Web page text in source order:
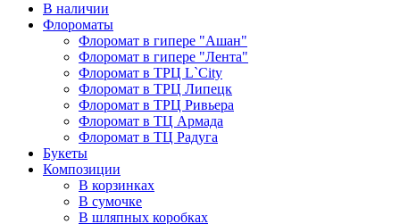
В наличии
Флороматы
Флоромат в гипере "Ашан"
Флоромат в гипере "Лента"
Флоромат в ТРЦ L`City
Флоромат в ТРЦ Липецк
Флоромат в ТРЦ Ривьера
Флоромат в ТЦ Армада
Флоромат в ТЦ Радуга
Букеты
Композиции
В корзинках
В сумочке
В шляпных коробках